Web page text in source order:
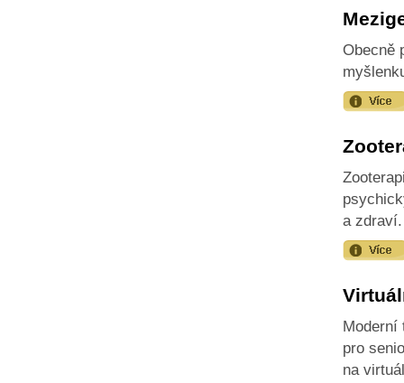
Obecně
a zdraví.
Moderní
pro
na